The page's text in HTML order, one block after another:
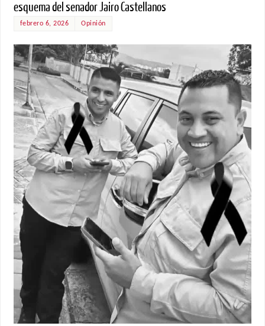
esquema del senador Jairo Castellanos
febrero 6, 2026 Opinión